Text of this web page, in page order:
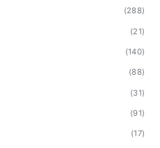
(288)
(21)
(140)
(88)
(31)
(91)
(17)